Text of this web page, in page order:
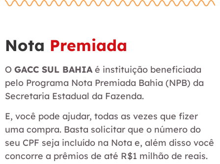
Nota Premiada
O GACC SUL BAHIAé instituição beneficiada
pelo Programa Nota Premiada Bahia (NPB) da
Secretaria Estadual da Fazenda.
E, você pode ajudar, todas as vezes que fizer
uma compra. Basta solicitar que o número do
seu CPF seja incluído na Nota e, além disso você
concorre a prêmios de até R$1 milhão de reais.